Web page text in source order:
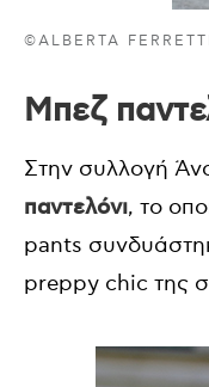
©ALBERTA FERRETTI
Μπεζ
Στην συλλογή
παντελόνι, το
pants
preppy chic της